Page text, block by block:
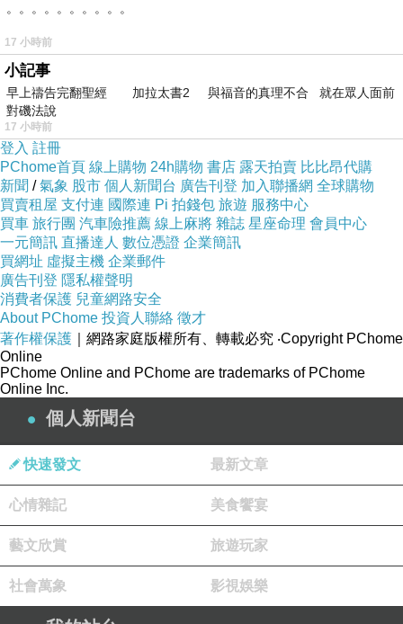
。。。。。。。。。。
17 小時前
小記事
早上禱告完翻聖經 加拉太書2 與福音的真理不合 就在眾人面前
對磯法說
17 小時前
登入 註冊
PChome首頁 線上購物 24h購物 書店 露天拍賣 比比昂代購
新聞 /氣象 股市 個人新聞台 廣告刊登 加入聯播網 全球購物
買賣租屋 支付連 國際連 Pi 拍錢包 旅遊 服務中心
買車 旅行團 汽車險推薦 線上麻將 雜誌 星座命理 會員中心
一元簡訊 直播達人 數位憑證 企業簡訊
買網址 虛擬主機 企業郵件
廣告刊登 隱私權聲明
消費者保護 兒童網路安全
About PChome 投資人聯絡 徵才
著作權保護 ｜網路家庭版權所有、轉載必究 ‧Copyright PChome
Online
PChome Online and PChome are trademarks of PChome
Online Inc.
個人新聞台
快速發文 最新文章
心情雜記 美食饗宴
藝文欣賞 旅遊玩家
社會萬象 影視娛樂